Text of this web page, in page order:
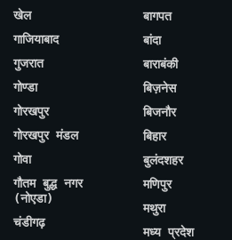
खेल
गाजियाबाद
गुजरात
गोण्डा
गोरखपुर
गोरखपुर मंडल
गोवा
गौतम बुद्ध नगर
(नोएडा)
चंडीगढ़
बागपत
बांदा
बाराबंकी
बिज़नेस
बिजनौर
बिहार
बुलंदशहर
मणिपुर
मथुरा
मध्य प्रदेश